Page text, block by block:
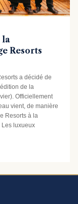
la
Resorts
a décidé de
de la
Officiellement
vient, de manière
Resorts à la
Les luxueux